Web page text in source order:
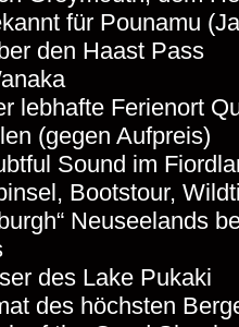
für Pounamu
den Haast Pass
lebhafte Ferienort
(gegen Aufpreis)
Sound im
Bootstour,
Neuseelands
des Lake Pukaki
des höchsten